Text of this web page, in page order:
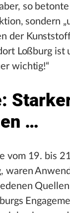
so
sondern
der
Loßburg
wichtig!“
…
vom 19. bis
waren